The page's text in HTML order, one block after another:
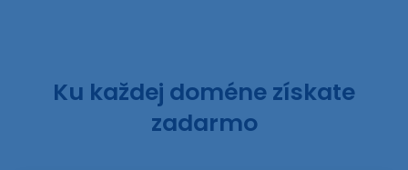
Ku každej doméne získate
zadarmo